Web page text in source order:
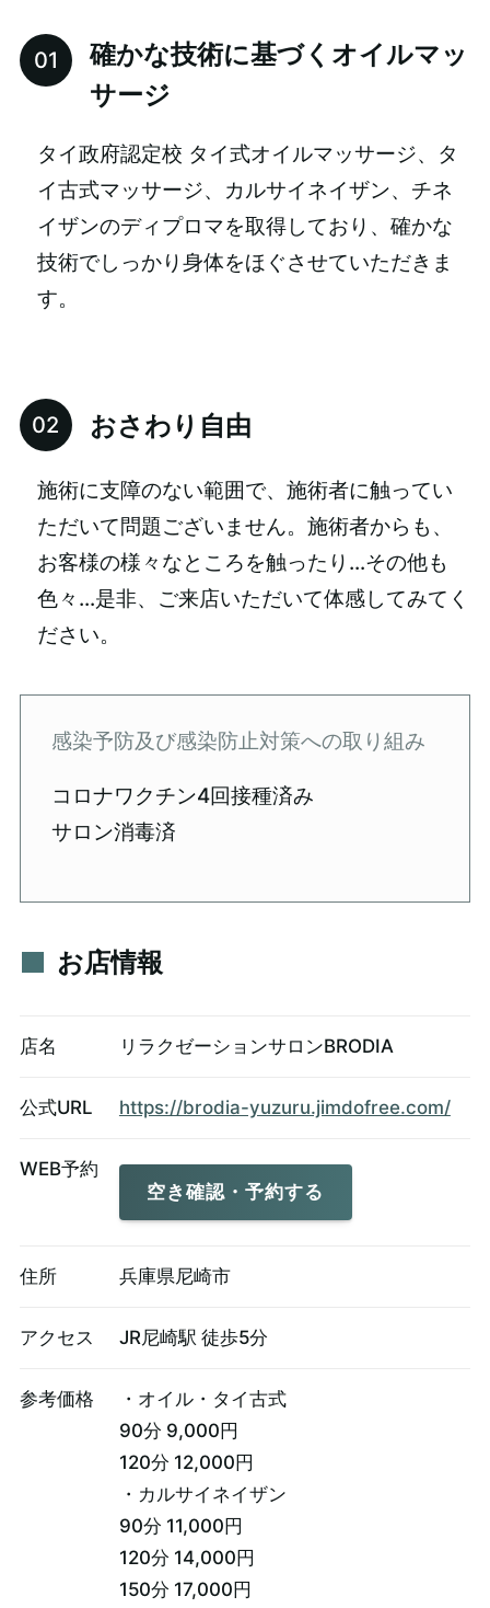
確かな技術に基づくオイルマッ
サージ
タイ政府認定校 タイ式オイルマッサージ、タ
イ古式マッサージ、カルサイネイザン、チネ
イザンのディプロマを取得しており、確かな
技術でしっかり身体をほぐさせていただきま
す。
おさわり自由
施術に支障のない範囲で、施術者に触ってい
ただいて問題ございません。施術者からも、
お客様の様々なところを触ったり…その他も
色々…是非、ご来店いただいて体感してみてく
ださい。
感染予防及び感染防止対策への取り組み
コロナワクチン4回接種済み
サロン消毒済
お店情報
店名 リラクゼーションサロンBRODIA
公式URL https://brodia-yuzuru.jimdofree.com/
WEB予約
空き確認・予約する
住所 兵庫県尼崎市
アクセス JR尼崎駅 徒歩5分
参考価格
・オイル・タイ古式
90分 9,000円
120分 12,000円
・カルサイネイザン
90分 11,000円
120分 14,000円
150分 17,000円